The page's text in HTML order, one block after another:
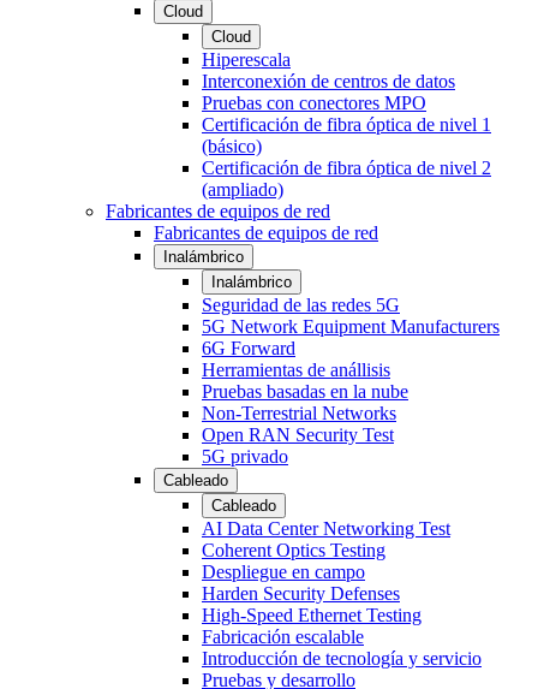
Cloud
Cloud
Hiperescala
Interconexión de centros de datos
Pruebas con conectores MPO
Certificación de fibra óptica de nivel 1
(básico)
Certificación de fibra óptica de nivel 2
(ampliado)
Fabricantes de equipos de red
Fabricantes de equipos de red
Inalámbrico
Inalámbrico
Seguridad de las redes 5G
5G Network Equipment Manufacturers
6G Forward
Herramientas de anállisis
Pruebas basadas en la nube
Non-Terrestrial Networks
Open RAN Security Test
5G privado
Cableado
Cableado
AI Data Center Networking Test
Coherent Optics Testing
Despliegue en campo
Harden Security Defenses
High-Speed Ethernet Testing
Fabricación escalable
Introducción de tecnología y servicio
Pruebas y desarrollo